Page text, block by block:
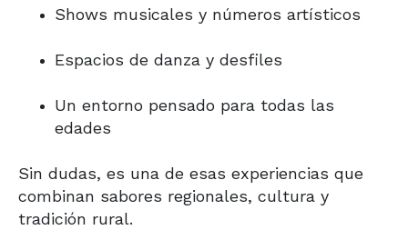
Shows musicales y números artísticos
Espacios de danza y desfiles
Un entorno pensado para todas las
edades
Sin dudas, es una de esas experiencias que
combinan sabores regionales, cultura y
tradición rural.